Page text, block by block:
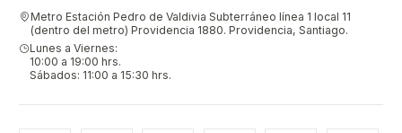
Metro Estación Pedro de Valdivia Subterráneo línea 1 local 11
(dentro del metro) Providencia 1880. Providencia, Santiago.
Lunes a Viernes:
10:00 a 19:00 hrs.
Sábados: 11:00 a 15:30 hrs.